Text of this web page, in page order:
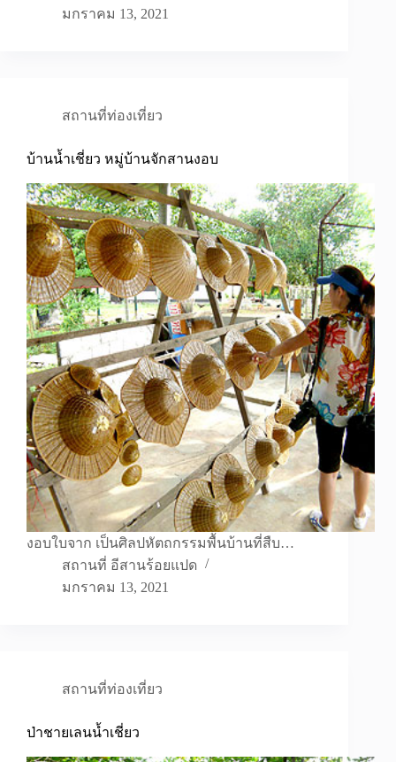
มกราคม 13, 2021
สถานที่ท่องเที่ยว
บ้านน้ำเชี่ยว หมู่บ้านจักสานงอบ
งอบใบจาก เป็นศิลปหัตถกรรมพื้นบ้านที่สืบ…
สถานที่ อีสานร้อยแปด
มกราคม 13, 2021
สถานที่ท่องเที่ยว
ป่าชายเลนน้ำเชี่ยว